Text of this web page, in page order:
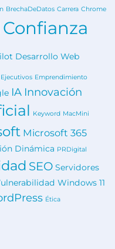
BrechaDeDatos Carrera Chrome
Confianza
Desarrollo Web
Ejecutivos Emprendimiento
IA Innovación
Keyword MacMini
Microsoft 365
Dinámica PRDigital
SEO Servidores
Windows 11
Ética